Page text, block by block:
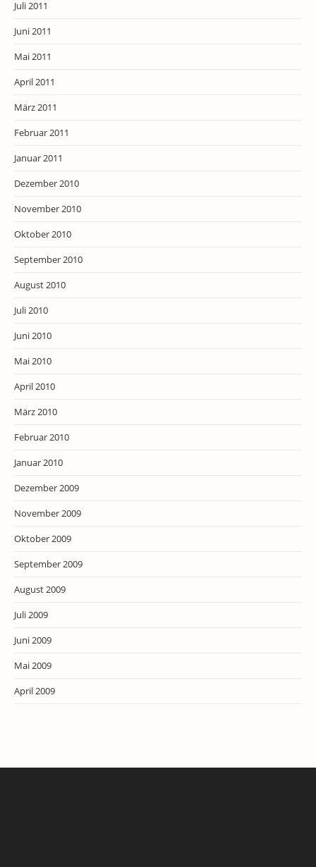
Juli 2011
Juni 2011
Mai 2011
April 2011
März 2011
Februar 2011
Januar 2011
Dezember 2010
November 2010
Oktober 2010
September 2010
August 2010
Juli 2010
Juni 2010
Mai 2010
April 2010
März 2010
Februar 2010
Januar 2010
Dezember 2009
November 2009
Oktober 2009
September 2009
August 2009
Juli 2009
Juni 2009
Mai 2009
April 2009